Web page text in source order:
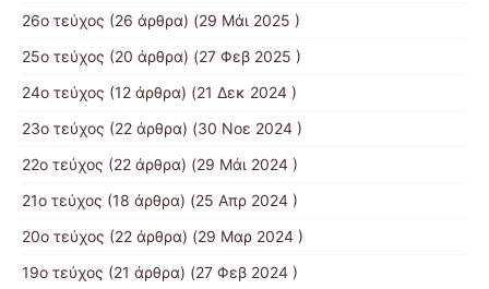
26ο τεύχος (26 άρθρα) (29 Μάι 2025 )
25ο τεύχος (20 άρθρα) (27 Φεβ 2025 )
24ο τεύχος (12 άρθρα) (21 Δεκ 2024 )
23ο τεύχος (22 άρθρα) (30 Νοε 2024 )
22ο τεύχος (22 άρθρα) (29 Μάι 2024 )
21o τεύχος (18 άρθρα) (25 Απρ 2024 )
20ο τεύχος (22 άρθρα) (29 Μαρ 2024 )
19ο τεύχος (21 άρθρα) (27 Φεβ 2024 )